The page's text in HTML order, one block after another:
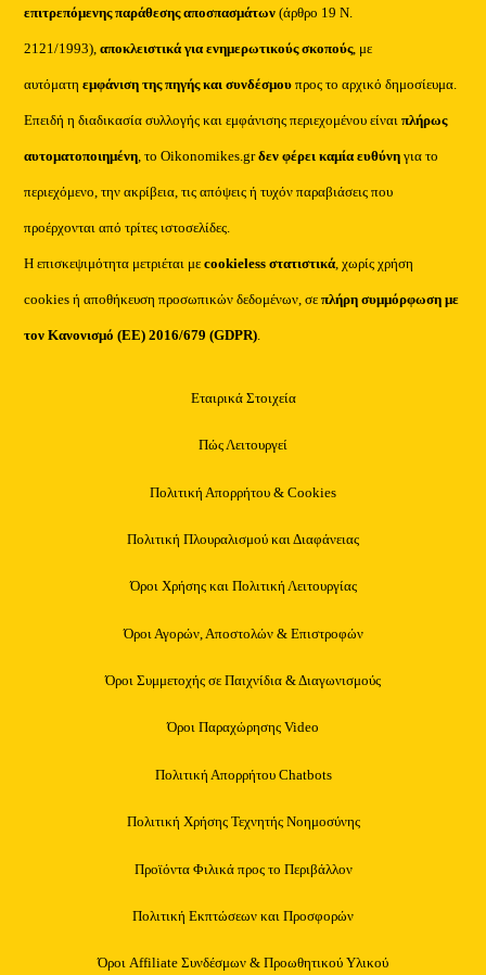
επιτρεπόμενης παράθεσης αποσπασμάτων (άρθρο 19 Ν.
2121/1993), αποκλειστικά για ενημερωτικούς σκοπούς, με
αυτόματηεμφάνιση της πηγής και συνδέσμου προς το αρχικό δημοσίευμα.
Επειδή η διαδικασία συλλογής και εμφάνισης περιεχομένου είναιπλήρως
αυτοματοποιημένη, το Oikonomikes.grδεν φέρει καμία ευθύνη για το
περιεχόμενο, την ακρίβεια, τις απόψεις ή τυχόν παραβιάσεις που
προέρχονται από τρίτες ιστοσελίδες.
Η επισκεψιμότητα μετριέται μεcookieless στατιστικά, χωρίς χρήση
cookies ή αποθήκευση προσωπικών δεδομένων, σεπλήρη συμμόρφωση με
τον Κανονισμό (ΕΕ) 2016/679 (GDPR).
Εταιρικά Στοιχεία
Πώς Λειτουργεί
Πολιτική Απορρήτου & Cookies
Πολιτική Πλουραλισμού και Διαφάνειας
Όροι Χρήσης και Πολιτική Λειτουργίας
Όροι Αγορών, Αποστολών & Επιστροφών
Όροι Συμμετοχής σε Παιχνίδια & Διαγωνισμούς
Όροι Παραχώρησης Video
Πολιτική Απορρήτου Chatbots
Πολιτική Χρήσης Τεχνητής Νοημοσύνης
Προϊόντα Φιλικά προς το Περιβάλλον
Πολιτική Εκπτώσεων και Προσφορών
Όροι Affiliate Συνδέσμων & Προωθητικού Υλικού